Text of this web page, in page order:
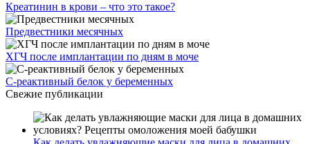
Креатинин в крови – что это такое?
Предвестники месячных
ХГЧ после имплантации по дням в моче
С-реактивный белок у беременных
Свежие публикации